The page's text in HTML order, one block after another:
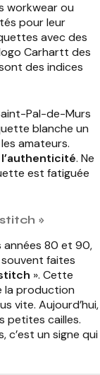
workwear ou
pour leur
avec des
Carhartt des
des indices
Pal-de-Murs
blanche un
amateurs.
. Ne
est fatiguée
»
années 80 et 90,
faites
». Cette
la production
vite. Aujourd’hui,
petites cailles.
c’est un signe qui